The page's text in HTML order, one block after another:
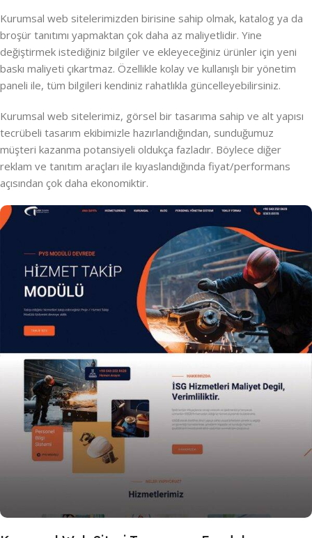
Kurumsal web sitelerimizden birisine sahip olmak, katalog ya da
broşür tanıtımı yapmaktan çok daha az maliyetlidir. Yine
değiştirmek istediğiniz bilgiler ve ekleyeceğiniz ürünler için yeni
baskı maliyeti çıkartmaz. Özellikle kolay ve kullanışlı bir yönetim
paneli ile, tüm bilgileri kendiniz rahatlıkla güncelleyebilirsiniz.
Kurumsal web sitelerimiz, görsel bir tasarıma sahip ve alt yapısı
tecrübeli tasarım ekibimizle hazırlandığından, sunduğumuz
müşteri kazanma potansiyeli oldukça fazladır. Böylece diğer
reklam ve tanıtım araçları ile kıyaslandığında fiyat/performans
açısından çok daha ekonomiktir.